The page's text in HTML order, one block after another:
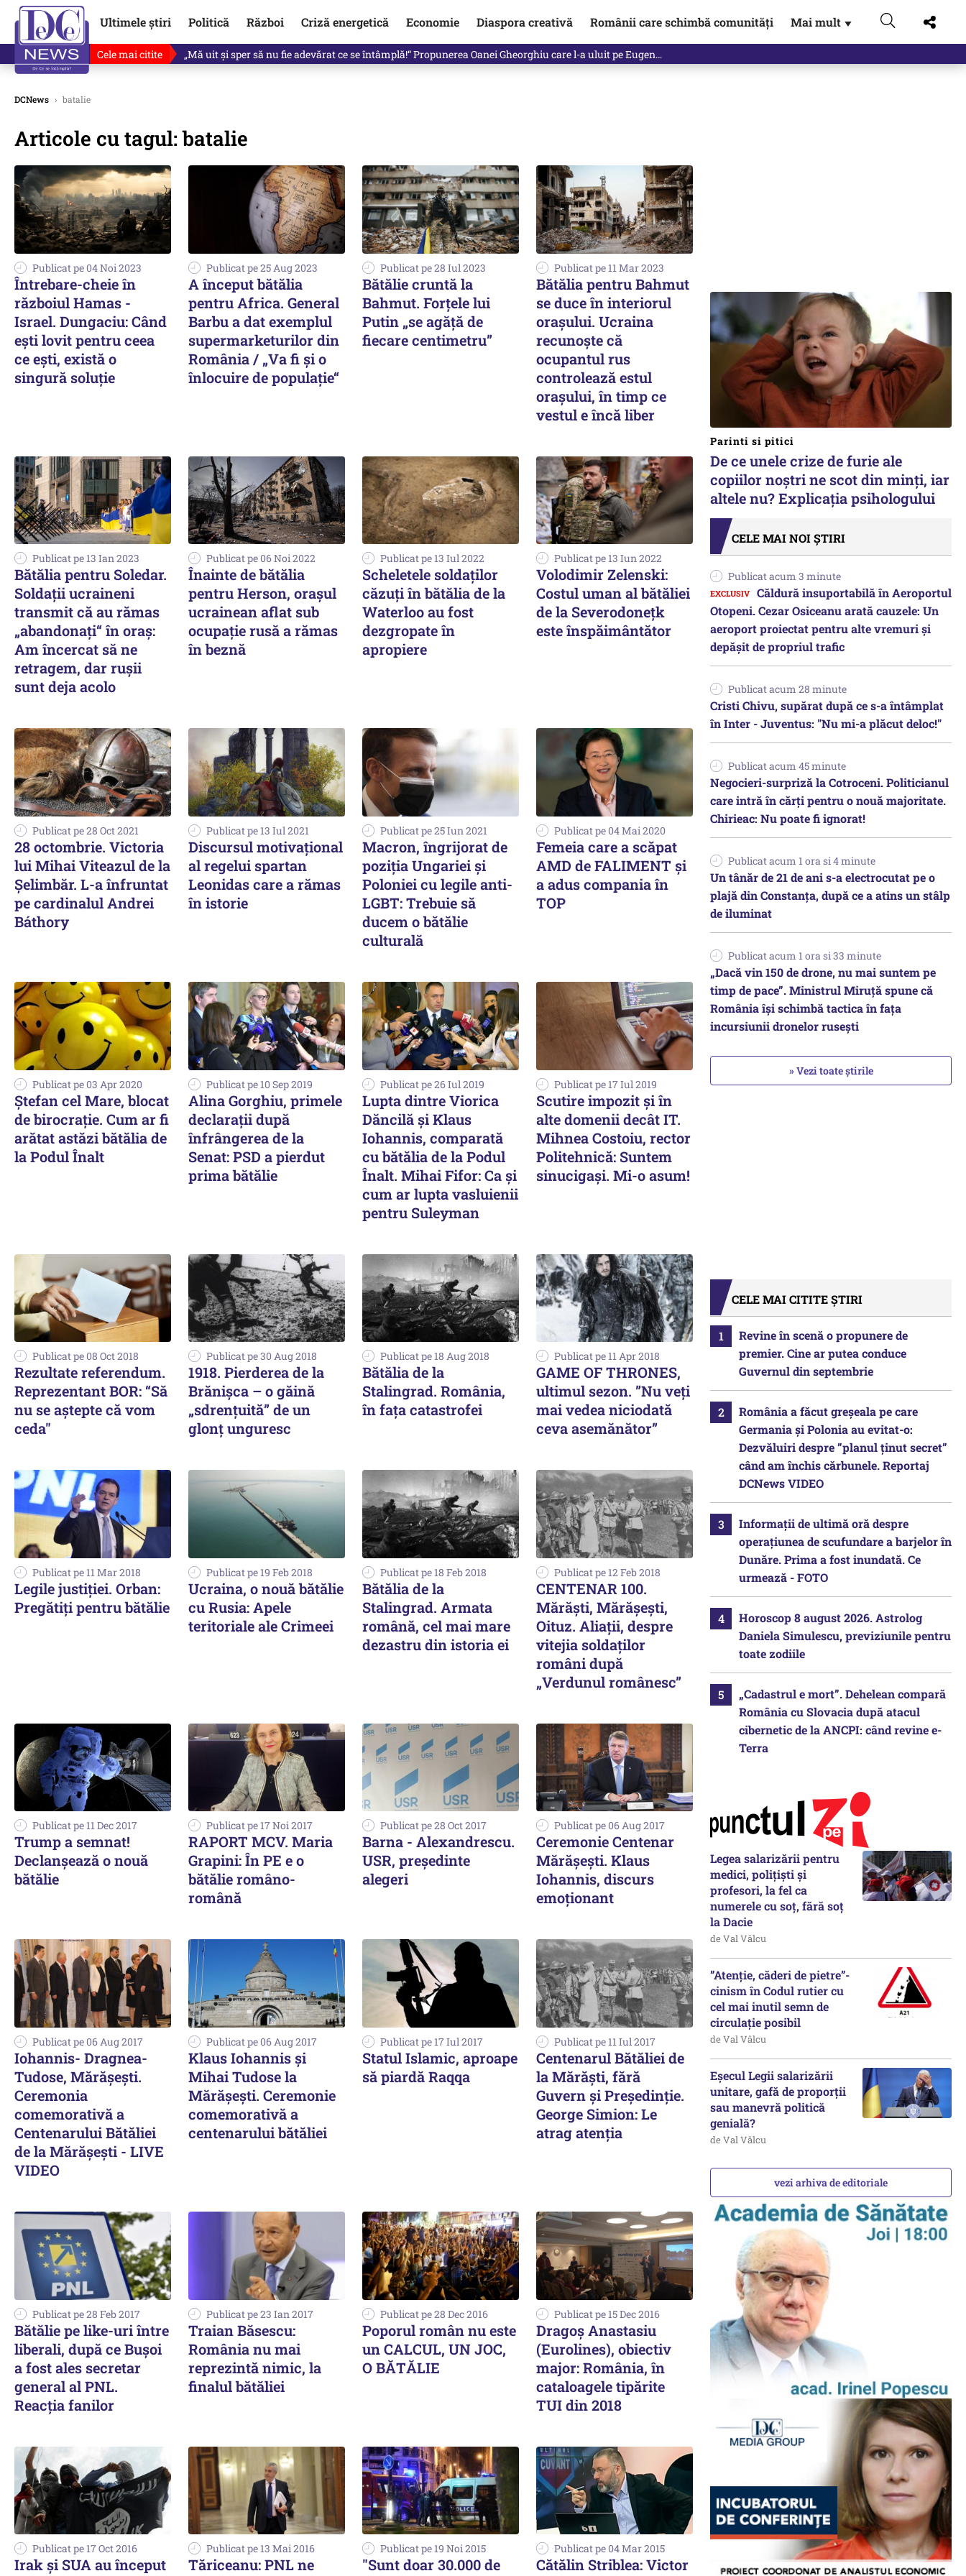
Ultimele știri Politică Război Criză energetică Economie Diaspora creativă Românii care schimbă comunități Mai mult ▼
Cele mai citite Ce se întâmplă cu primul buletin electronic, decizia luată astăzi de Guvern pentru toți românii
DCNews › batalie
Articole cu tagul: batalie
Publicat pe 04 Noi 2023
Întrebare-cheie în
războiul Hamas -
Israel. Dungaciu: Când
ești lovit pentru ceea
ce ești, există o
singură soluție
Publicat pe 25 Aug 2023
A început bătălia
pentru Africa. General
Barbu a dat exemplul
supermarketurilor din
România / „Va fi și o
înlocuire de populație“
Publicat pe 28 Iul 2023
Bătălie cruntă la
Bahmut. Forțele lui
Putin „se agăță de
fiecare centimetru”
Publicat pe 11 Mar 2023
Bătălia pentru Bahmut
se duce în interiorul
orașului. Ucraina
recunoște că
ocupantul rus
controlează estul
orașului, în timp ce
vestul e încă liber
Publicat pe 13 Ian 2023
Bătălia pentru Soledar.
Soldații ucraineni
transmit că au rămas
„abandonați“ în oraș:
Am încercat să ne
retragem, dar rușii
sunt deja acolo
Publicat pe 06 Noi 2022
Înainte de bătălia
pentru Herson, orașul
ucrainean aflat sub
ocupație rusă a rămas
în beznă
Publicat pe 13 Iul 2022
Scheletele soldaților
căzuți în bătălia de la
Waterloo au fost
dezgropate în
apropiere
Publicat pe 13 Iun 2022
Volodimir Zelenski:
Costul uman al bătăliei
de la Severodoneţk
este înspăimântător
Publicat pe 28 Oct 2021
28 octombrie. Victoria
lui Mihai Viteazul de la
Șelimbăr. L-a înfruntat
pe cardinalul Andrei
Báthory
Publicat pe 13 Iul 2021
Discursul motivațional
al regelui spartan
Leonidas care a rămas
în istorie
Publicat pe 25 Iun 2021
Macron, îngrijorat de
poziția Ungariei și
Poloniei cu legile anti-
LGBT: Trebuie să
ducem o bătălie
culturală
Publicat pe 04 Mai 2020
Femeia care a scăpat
AMD de FALIMENT și
a adus compania în
TOP
Publicat pe 03 Apr 2020
Ştefan cel Mare, blocat
de birocraţie. Cum ar fi
arătat astăzi bătălia de
la Podul Înalt
Publicat pe 10 Sep 2019
Alina Gorghiu, primele
declaraţii după
înfrângerea de la
Senat: PSD a pierdut
prima bătălie
Publicat pe 26 Iul 2019
Lupta dintre Viorica
Dăncilă şi Klaus
Iohannis, comparată
cu bătălia de la Podul
Înalt. Mihai Fifor: Ca şi
cum ar lupta vasluienii
pentru Suleyman
Publicat pe 17 Iul 2019
Scutire impozit și în
alte domenii decât IT.
Mihnea Costoiu, rector
Politehnică: Suntem
sinucigași. Mi-o asum!
Publicat pe 08 Oct 2018
Rezultate referendum.
Reprezentant BOR: “Să
nu se aştepte că vom
ceda"
Publicat pe 30 Aug 2018
1918. Pierderea de la
Brănișca – o găină
„sdrențuită” de un
glonț unguresc
Publicat pe 18 Aug 2018
Bătălia de la
Stalingrad. România,
în fața catastrofei
Publicat pe 11 Apr 2018
GAME OF THRONES,
ultimul sezon. ”Nu veţi
mai vedea niciodată
ceva asemănător”
Publicat pe 11 Mar 2018
Legile justiţiei. Orban:
Pregătiţi pentru bătălie
Publicat pe 19 Feb 2018
Ucraina, o nouă bătălie
cu Rusia: Apele
teritoriale ale Crimeei
Publicat pe 18 Feb 2018
Bătălia de la
Stalingrad. Armata
română, cel mai mare
dezastru din istoria ei
Publicat pe 12 Feb 2018
CENTENAR 100.
Mărăști, Mărășești,
Oituz. Aliații, despre
vitejia soldaților
români după
„Verdunul românesc”
Publicat pe 11 Dec 2017
Trump a semnat!
Declanşează o nouă
bătălie
Publicat pe 17 Noi 2017
RAPORT MCV. Maria
Grapini: În PE e o
bătălie româno-
română
Publicat pe 28 Oct 2017
Barna - Alexandrescu.
USR, președinte
alegeri
Publicat pe 06 Aug 2017
Ceremonie Centenar
Mărășești. Klaus
Iohannis, discurs
emoționant
Publicat pe 06 Aug 2017
Iohannis- Dragnea-
Tudose, Mărășești.
Ceremonia
comemorativă a
Centenarului Bătăliei
de la Mărăşeşti - LIVE
VIDEO
Publicat pe 06 Aug 2017
Klaus Iohannis și
Mihai Tudose la
Mărășești. Ceremonie
comemorativă a
centenarului bătăliei
Publicat pe 17 Iul 2017
Statul Islamic, aproape
să piardă Raqqa
Publicat pe 11 Iul 2017
Centenarul Bătăliei de
la Mărăști, fără
Guvern și Președinție.
George Simion: Le
atrag atenția
Publicat pe 28 Feb 2017
Bătălie pe like-uri între
liberali, după ce Bușoi
a fost ales secretar
general al PNL.
Reacția fanilor
Publicat pe 23 Ian 2017
Traian Băsescu:
România nu mai
reprezintă nimic, la
finalul bătăliei
Publicat pe 28 Dec 2016
Poporul român nu este
un CALCUL, UN JOC,
O BĂTĂLIE
Publicat pe 15 Dec 2016
Dragoș Anastasiu
(Eurolines), obiectiv
major: România, în
cataloagele tipărite
TUI din 2018
Publicat pe 17 Oct 2016
Irak și SUA au început
Publicat pe 13 Mai 2016
Tăriceanu: PNL ne
Publicat pe 19 Noi 2015
"Sunt doar 30.000 de
Publicat pe 04 Mar 2015
Cătălin Striblea: Victor
Parinti si pitici
De ce unele crize de furie ale
copiilor noștri ne scot din minți, iar
altele nu? Explicația psihologului
CELE MAI NOI ȘTIRI
Publicat acum 3 minute
Căldură insuportabilă în Aeroportul
Otopeni. Cezar Osiceanu arată cauzele: Un
aeroport proiectat pentru alte vremuri și
depășit de propriul trafic
Publicat acum 28 minute
Cristi Chivu, supărat după ce s-a întâmplat
în Inter - Juventus: "Nu mi-a plăcut deloc!"
Publicat acum 45 minute
Negocieri-surpriză la Cotroceni. Politicianul
care intră în cărți pentru o nouă majoritate.
Chirieac: Nu poate fi ignorat!
Publicat acum 1 ora si 4 minute
Un tânăr de 21 de ani s-a electrocutat pe o
plajă din Constanța, după ce a atins un stâlp
de iluminat
Publicat acum 1 ora si 33 minute
„Dacă vin 150 de drone, nu mai suntem pe
timp de pace”. Ministrul Miruţă spune că
România își schimbă tactica în fața
incursiunii dronelor rusești
» Vezi toate știrile
CELE MAI CITITE ȘTIRI
Revine în scenă o propunere de
premier. Cine ar putea conduce
Guvernul din septembrie
România a făcut greșeala pe care
Germania și Polonia au evitat-o:
Dezvăluiri despre ”planul ținut secret”
când am închis cărbunele. Reportaj
DCNews VIDEO
Informații de ultimă oră despre
operațiunea de scufundare a barjelor în
Dunăre. Prima a fost inundată. Ce
urmează - FOTO
Horoscop 8 august 2026. Astrolog
Daniela Simulescu, previziunile pentru
toate zodiile
„Cadastrul e mort”. Dehelean compară
România cu Slovacia după atacul
cibernetic de la ANCPI: când revine e-
Terra
Legea salarizării pentru
medici, polițiști și
profesori, la fel ca
numerele cu soț, fără soț
la Dacie
de Val Vâlcu
”Atenție, căderi de pietre”-
cinism în Codul rutier cu
cel mai inutil semn de
circulație posibil
de Val Vâlcu
Eșecul Legii salarizării
unitare, gafă de proporții
sau manevră politică
genială?
de Val Vâlcu
vezi arhiva de editoriale